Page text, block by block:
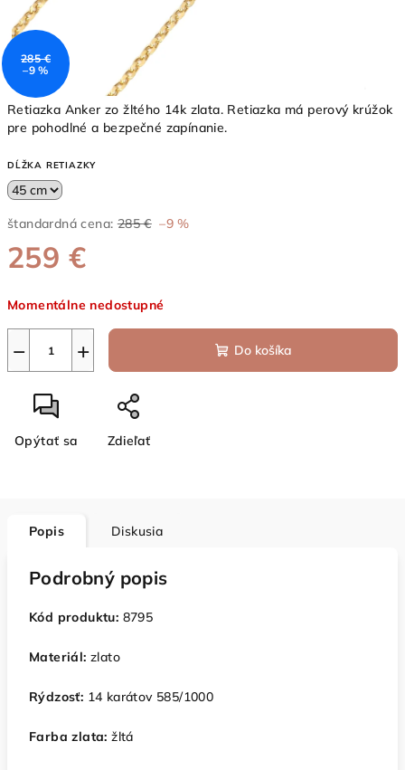
Retiazka Anker zo žltého 14k zlata. Retiazka má perový krúžok
pre pohodlné a bezpečné zapínanie.
DĹŽKA RETIAZKY
štandardná cena: 285 € –9 %
259 €
cena:
Momentálne nedostupné
+
− Do košíka
Opýtať sa Zdieľať
285 €
–9 %
Popis Diskusia
Podrobný popis
Kód produktu: 8795
Materiál: zlato
Rýdzosť: 14 karátov 585/1000
Farba zlata: žltá